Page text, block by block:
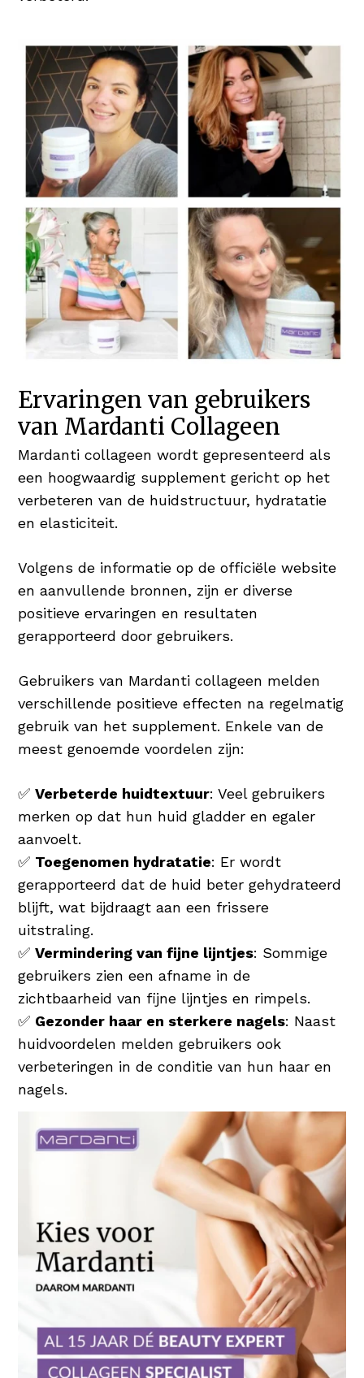
Ervaringen van gebruikers
van Mardanti Collageen
Mardanti collageen wordt gepresenteerd als
een hoogwaardig supplement gericht op het
verbeteren van de huidstructuur, hydratatie
en elasticiteit.
Volgens de informatie op de officiële website
en aanvullende bronnen, zijn er diverse
positieve ervaringen en resultaten
gerapporteerd door gebruikers.
Gebruikers van Mardanti collageen melden
verschillende positieve effecten na regelmatig
gebruik van het supplement. Enkele van de
meest genoemde voordelen zijn:
✅Verbeterde huidtextuur: Veel gebruikers
merken op dat hun huid gladder en egaler
aanvoelt.
✅ Toegenomen hydratatie: Er wordt
gerapporteerd dat de huid beter gehydrateerd
blijft, wat bijdraagt aan een frissere
uitstraling.
✅Vermindering van fijne lijntjes: Sommige
gebruikers zien een afname in de
zichtbaarheid van fijne lijntjes en rimpels.
✅ Gezonder haar en sterkere nagels: Naast
huidvoordelen melden gebruikers ook
verbeteringen in de conditie van hun haar en
nagels.